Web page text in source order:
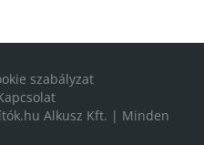
szabályzat
Alkusz Kft. | Minden